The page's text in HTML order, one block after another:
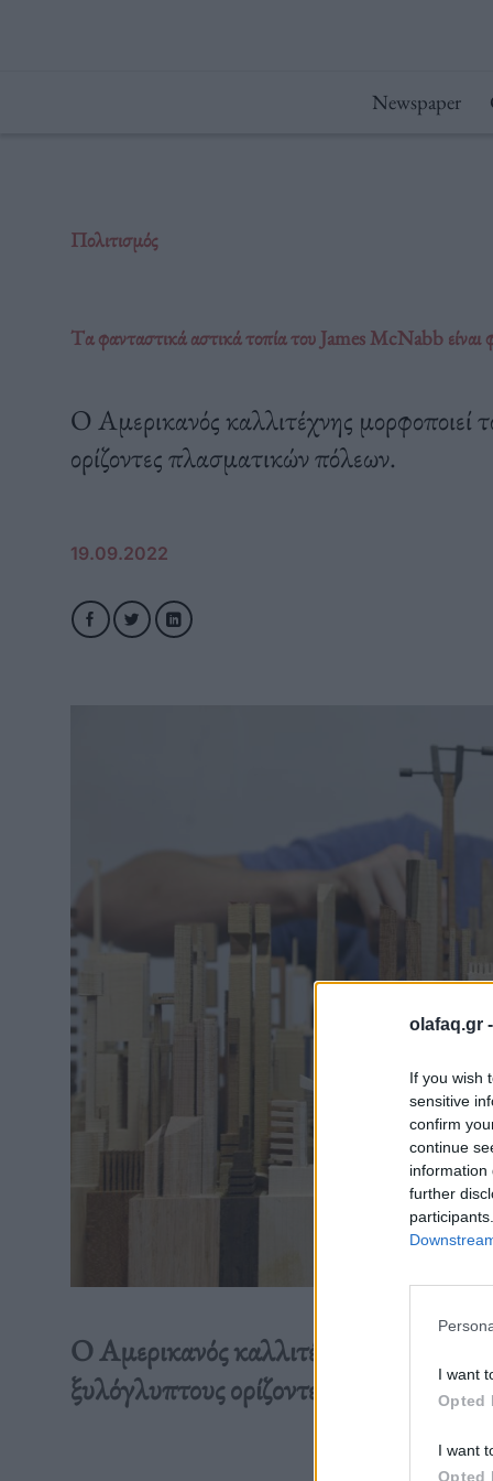
olafaq.gr -
If you wish
sensitive
confirm
continue
information
further
I want
Opted
I want
Opted
Newspaper
Πολιτισμός
Tα φανταστικά αστικά τοπία του James McNabb είναι
O Aμερικανός καλλιτέχνης μορφοποιεί
ορίζοντες πλασματικών πόλεων.
19.09.2022
O Aμερικανός καλλιτέχνης μορφοποιεί
ξυλόγλυπτους ορίζοντες πλασματικών
Διαβάστε